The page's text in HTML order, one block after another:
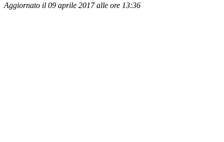
Aggiornato il 09 aprile 2017 alle ore 13:36